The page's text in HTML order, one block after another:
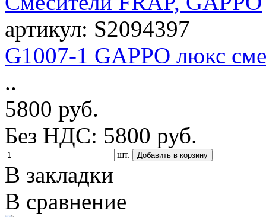
артикул: S2094397
G1007-1 GAPPO люкс
..
5800 руб.
Без НДС: 5800 руб.
шт.
В закладки
В сравнение